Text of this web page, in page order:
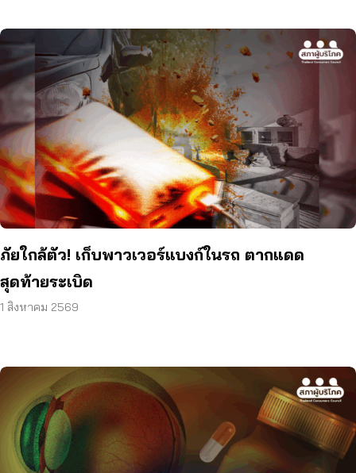
ภัยใกล้ตัว! เก็บพาวเวอร์แบงก์ในรถ ตากแดด
สุดท้ายระเบิด
1 สิงหาคม 2569